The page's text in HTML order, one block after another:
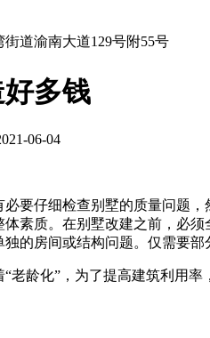
多钱
06-04
要仔细检查别墅的质量问题
素质。在别墅改建之前，必
的房间或结构问题。仅需要部
老龄化”，为了提高建筑利用
道渝南大道129号附55号